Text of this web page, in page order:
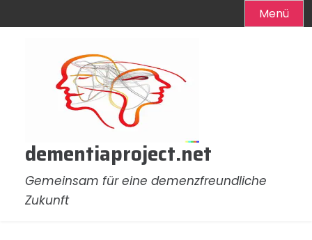
Menü
dementiaproject.net
Gemeinsam für eine demenzfreundliche
Zukunft